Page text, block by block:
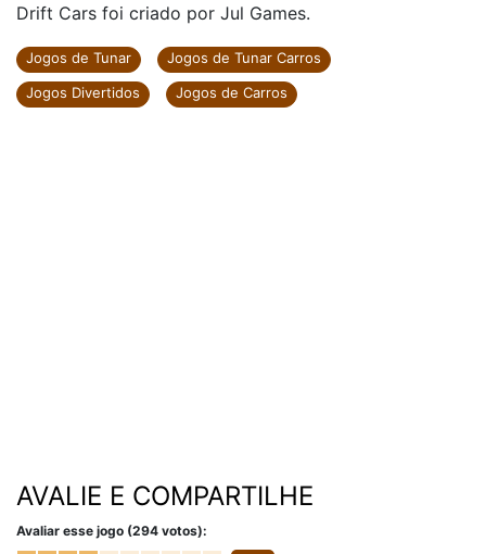
Drift Cars foi criado por Jul Games.
Jogos de Tunar
Jogos de Tunar Carros
Jogos Divertidos
Jogos de Carros
AVALIE E COMPARTILHE
Avaliar esse jogo (294 votos):